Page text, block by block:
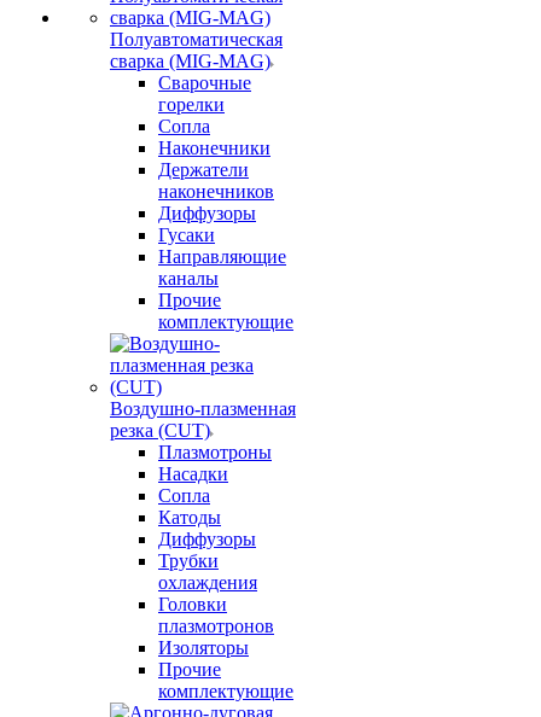
Полуавтоматическая
сварка (MIG-MAG)
Сварочные
горелки
Сопла
Наконечники
Держатели
наконечников
Диффузоры
Гусаки
Направляющие
каналы
Прочие
комплектующие
Воздушно-плазменная
резка (CUT)
Плазмотроны
Насадки
Сопла
Катоды
Диффузоры
Трубки
охлаждения
Головки
плазмотронов
Изоляторы
Прочие
комплектующие